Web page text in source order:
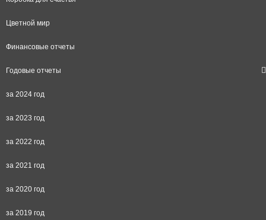
Цветной мир
Финансовые отчеты
Годовые отчеты
за 2024 год
за 2023 год
за 2022 год
за 2021 год
за 2020 год
за 2019 год